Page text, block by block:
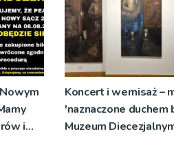
i
Koncert i wernisaż –
'naznaczone duchem
Muzeum